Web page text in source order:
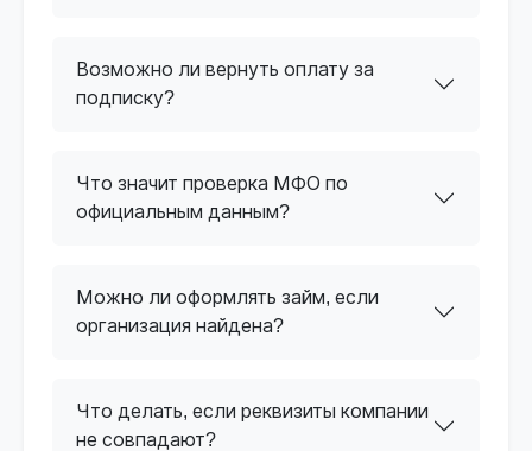
Возможно ли вернуть оплату за
подписку?
Что значит проверка МФО по
официальным данным?
Можно ли оформлять займ, если
организация найдена?
Что делать, если реквизиты компании
не совпадают?